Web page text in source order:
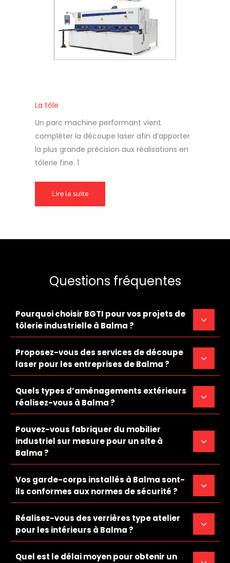
La tôle
Un parc machine performant vient
compléter la découpe laser afin d’apporter
la plus grande précision aux réalisations en
tôlerie fine. 1
Lire la suite
Questions fréquentes
Pourquoi choisir BGTI pour vos projets de
tôlerie industrielle à Balma ?
Proposez-vous des services de découpe
laser pour les entreprises de Balma ?
Quels types d’aménagements extérieurs
réalisez-vous à Balma ?
Pouvez-vous fabriquer du mobilier
industriel sur mesure pour un site à
Balma ?
Vos garde-corps installés à Balma sont-
ils conformes aux normes de sécurité ?
Réalisez-vous des verrières type atelier
pour les intérieurs à Balma ?
Quel est le délai moyen pour obtenir un